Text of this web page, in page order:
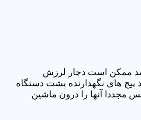
ممکن است دچار لرزش
پیچ های نگهدارنده پشت دستگاه
مجددا آنها را درون ماشین